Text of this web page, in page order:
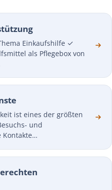
Einkaufshilfe ✓
als Pflegebox von
ist eines der größten
und
Kontakte…